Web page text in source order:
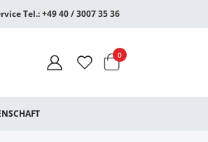
Tel.: +49 40 / 3007 35 36
Warenkorb
0Artikel